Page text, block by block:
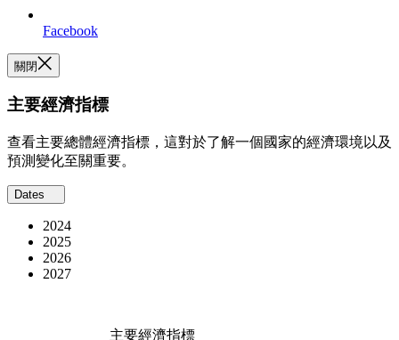
Facebook
關閉
主要經濟指標
查看主要總體經濟指標，這對於了解一個國家的經濟環境以及
預測變化至關重要。
Dates
2024
2025
2026
2027
主要經濟指標